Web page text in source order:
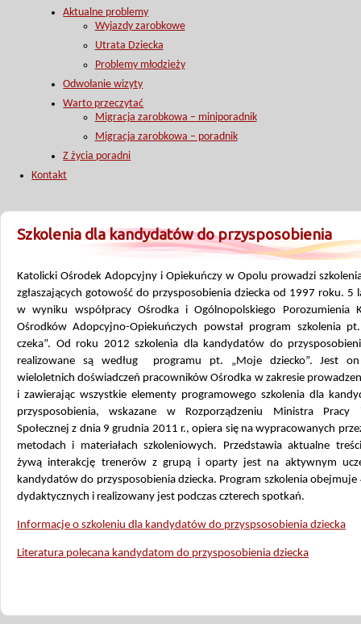
Aktualne problemy
Wyjazdy zarobkowe
Utrata Dziecka
Problemy młodzieży
Odwołanie wizyty
Warto przeczytać
Migracja zarobkowa – miniporadnik
Migracja zarobkowa – poradnik
Z życia poradni
Kontakt
Szkolenia dla kandydatów do przysposobienia
Katolicki Ośrodek Adopcyjny i Opiekuńczy w Opolu prowadzi
zgłaszających gotowość do przysposobienia dziecka od 1997 roku. 5
w wyniku współpracy Ośrodka i Ogólnopolskiego Porozumienia
Ośrodków Adopcyjno-Opiekuńczych powstał program szkolenia pt.
czeka”. Od roku 2012 szkolenia dla kandydatów do
realizowane są według programu pt. „Moje dziecko”. Jest
wieloletnich doświadczeń pracowników Ośrodka w zakresie
i zawierając wszystkie elementy programowego szkolenia dla
przysposobienia, wskazane w Rozporządzeniu Ministra
Społecznej z dnia 9 grudnia 2011 r., opiera się na wypracowanych
metodach i materiałach szkoleniowych. Przedstawia aktualne
żywą interakcję trenerów z grupą i oparty jest na aktywnym
kandydatów do przysposobienia dziecka. Program szkolenia obejmuje
dydaktycznych i realizowany jest podczas czterech spotkań.
Informacje o szkoleniu dla kandydatów do przyspsosobienia dziecka
Literatura polecana kandydatom do przysposobienia dziecka